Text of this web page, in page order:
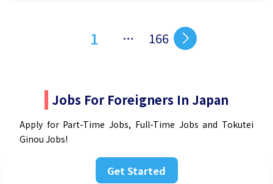
1 … 166
Jobs For Foreigners In Japan
Apply for Part-Time Jobs, Full-Time Jobs and Tokutei
Ginou Jobs!
Get Started